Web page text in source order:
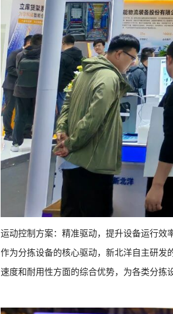
运动控制方案：精准驱动，提升设备运行效
作为分拣设备的核心驱动，新北洋自主研发
速度和耐用性方面的综合优势，为各类分拣